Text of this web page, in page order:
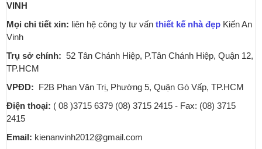
VINH
Mọi chi tiết xin: liên hệ công ty tư vấn thiết kế nhà đẹp Kiến An
Vinh
Trụ sở chính: 52 Tân Chánh Hiệp, P.Tân Chánh Hiệp, Quận 12,
TP.HCM
VPĐD: F2B Phan Văn Trị, Phường 5, Quận Gò Vấp, TP.HCM
Điện thoại: ( 08 )3715 6379 (08) 3715 2415 - Fax: (08) 3715
2415
Email: kienanvinh2012@gmail.com